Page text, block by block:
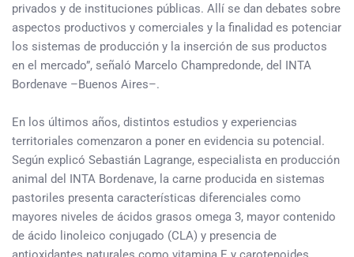
privados y de instituciones públicas. Allí se dan debates sobre
aspectos productivos y comerciales y la finalidad es potenciar
los sistemas de producción y la inserción de sus productos
en el mercado”, señaló Marcelo Champredonde, del INTA
Bordenave –Buenos Aires–.
En los últimos años, distintos estudios y experiencias
territoriales comenzaron a poner en evidencia su potencial.
Según explicó Sebastián Lagrange, especialista en producción
animal del INTA Bordenave, la carne producida en sistemas
pastoriles presenta características diferenciales como
mayores niveles de ácidos grasos omega 3, mayor contenido
de ácido linoleico conjugado (CLA) y presencia de